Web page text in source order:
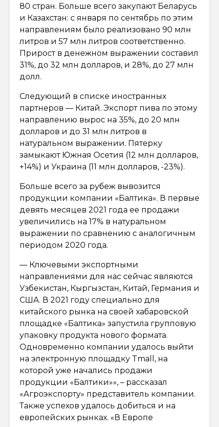
80 стран. Больше всего закупают Беларусь
и Казахстан: с января по сентябрь по этим
направлениям было реализовано 90 млн
литров и 57 млн литров соответственно.
Прирост в денежном выражении составил
31%, до 32 млн долларов, и 28%, до 27 млн
долл.
Следующий в списке иностранных
партнеров — Китай. Экспорт пива по этому
направлению вырос на 35%, до 20 млн
долларов и до 31 млн литров в
натуральном выражении. Пятерку
замыкают Южная Осетия (12 млн долларов,
+14%) и Украина (11 млн долларов, -23%).
Больше всего за рубеж вывозится
продукции компании «Балтика». В первые
девять месяцев 2021 года ее продажи
увеличились на 17% в натуральном
выражении по сравнению с аналогичным
периодом 2020 года.
— Ключевыми экспортными
направлениями для нас сейчас являются
Узбекистан, Кыргызстан, Китай, Германия и
США. В 2021 году специально для
китайского рынка на своей хабаровской
площадке «Балтика» запустила групповую
упаковку продукта нового формата.
Одновременно компании удалось выйти
на электронную площадку Tmаll, на
которой уже начались продажи
продукции «Балтики»», – рассказал
«Агроэкспорту» представитель компании.
Также успехов удалось добиться и на
европейских рынках. «В Европе